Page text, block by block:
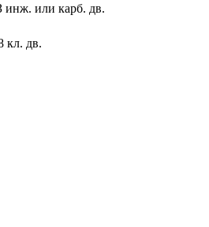
или карб. дв.
кл. дв.